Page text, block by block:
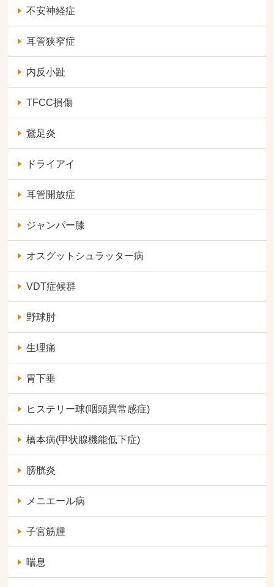
不安神経症
耳管狭窄症
内反小趾
TFCC損傷
鵞足炎
ドライアイ
耳管開放症
ジャンパー膝
オスグットシュラッター病
VDT症候群
野球肘
生理痛
胃下垂
ヒステリー球(咽頭異常感症)
橋本病(甲状腺機能低下症)
膀胱炎
メニエール病
子宮筋腫
喘息